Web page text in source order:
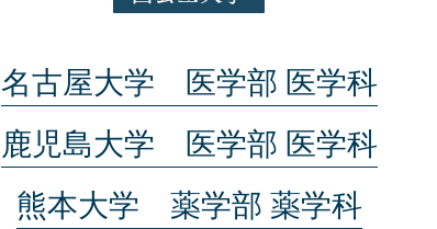
名古屋大学 医学部 医学科
鹿児島大学 医学部 医学科
熊本大学 薬学部 薬学科